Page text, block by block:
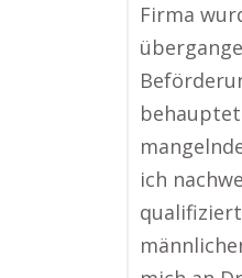
Firma
ich